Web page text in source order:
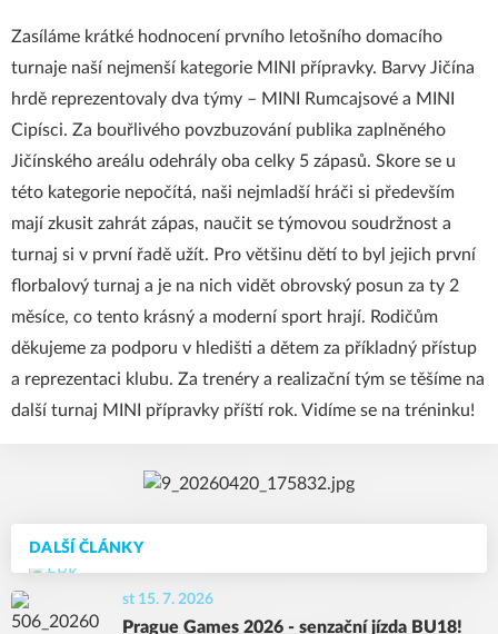
DALŠÍ ČLÁNKY
st 15. 7. 2026
Prague Games 2026 - senzační jízda BU18!
Zasíláme krátké hodnocení prvního letošního domacího
turnaje naší nejmenší kategorie MINI přípravky. Barvy Jičína
hrdě reprezentovaly dva týmy – MINI Rumcajsové a MINI
Cipísci. Za bouřlivého povzbuzování publika zaplněného
Jičínského areálu odehrály oba celky 5 zápasů. Skore se u
této kategorie nepočítá, naši nejmladší hráči si především
mají zkusit zahrát zápas, naučit se týmovou soudržnost a
turnaj si v první řadě užít. Pro většinu dětí to byl jejich první
florbalový turnaj a je na nich vidět obrovský posun za ty 2
měsíce, co tento krásný a moderní sport hrají. Rodičům
děkujeme za podporu v hledišti a dětem za příkladný přístup
a reprezentaci klubu. Za trenéry a realizační tým se těšíme na
další turnaj MINI přípravky příští rok. Vidíme se na tréninku!